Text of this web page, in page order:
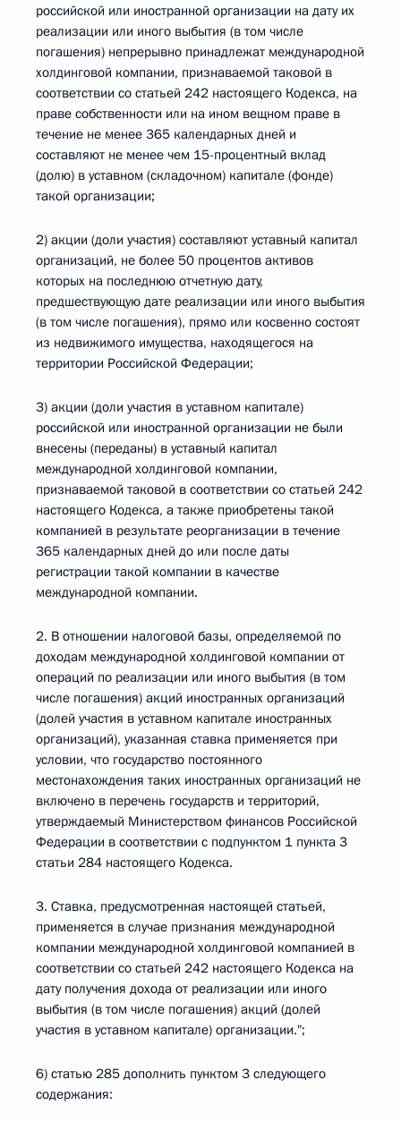
российской или иностранной организации на дату их
реализации или иного выбытия (в том числе
погашения) непрерывно принадлежат международной
холдинговой компании, признаваемой таковой в
соответствии со статьей 242 настоящего Кодекса, на
праве собственности или на ином вещном праве в
течение не менее 365 календарных дней и
составляют не менее чем 15-процентный вклад
(долю) в уставном (складочном) капитале (фонде)
такой организации;
2) акции (доли участия) составляют уставный капитал
организаций, не более 50 процентов активов
которых на последнюю отчетную дату,
предшествующую дате реализации или иного выбытия
(в том числе погашения), прямо или косвенно состоят
из недвижимого имущества, находящегося на
территории Российской Федерации;
3) акции (доли участия в уставном капитале)
российской или иностранной организации не были
внесены (переданы) в уставный капитал
международной холдинговой компании,
признаваемой таковой в соответствии со статьей 242
настоящего Кодекса, а также приобретены такой
компанией в результате реорганизации в течение
365 календарных дней до или после даты
регистрации такой компании в качестве
международной компании.
2. В отношении налоговой базы, определяемой по
доходам международной холдинговой компании от
операций по реализации или иного выбытия (в том
числе погашения) акций иностранных организаций
(долей участия в уставном капитале иностранных
организаций), указанная ставка применяется при
условии, что государство постоянного
местонахождения таких иностранных организаций не
включено в перечень государств и территорий,
утверждаемый Министерством финансов Российской
Федерации в соответствии с подпунктом 1 пункта 3
статьи 284 настоящего Кодекса.
3. Ставка, предусмотренная настоящей статьей,
применяется в случае признания международной
компании международной холдинговой компанией в
соответствии со статьей 242 настоящего Кодекса на
дату получения дохода от реализации или иного
выбытия (в том числе погашения) акций (долей
участия в уставном капитале) организации.";
6) статью 285 дополнить пунктом 3 следующего
содержания: